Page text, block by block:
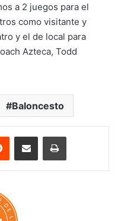
a 2 juegos para el
como visitante y
y el de local para
Azteca, Todd
Baloncesto
Reddit Share via Email Print